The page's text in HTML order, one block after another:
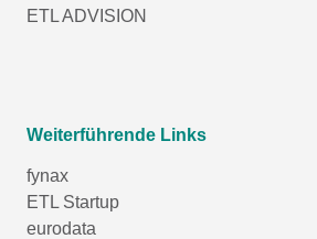
ETL ADVISION
Weiterführende Links
fynax
ETL Startup
eurodata